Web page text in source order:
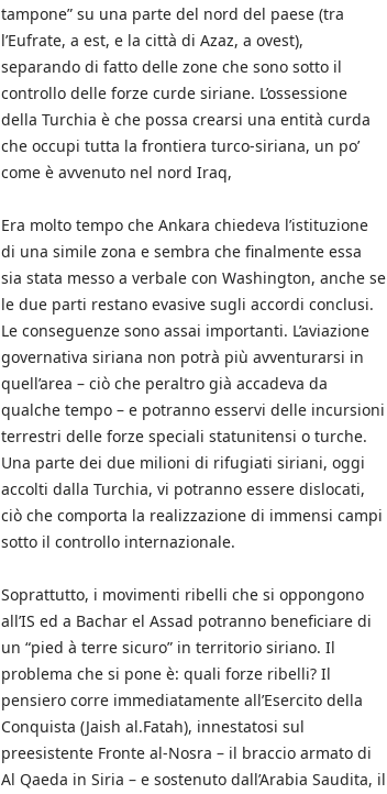
tampone” su una parte del nord del paese (tra
l’Eufrate, a est, e la città di Azaz, a ovest),
separando di fatto delle zone che sono sotto il
controllo delle forze curde siriane. L’ossessione
della Turchia è che possa crearsi una entità curda
che occupi tutta la frontiera turco-siriana, un po’
come è avvenuto nel nord Iraq,
Era molto tempo che Ankara chiedeva l’istituzione
di una simile zona e sembra che finalmente essa
sia stata messo a verbale con Washington, anche se
le due parti restano evasive sugli accordi conclusi.
Le conseguenze sono assai importanti. L’aviazione
governativa siriana non potrà più avventurarsi in
quell’area – ciò che peraltro già accadeva da
qualche tempo – e potranno esservi delle incursioni
terrestri delle forze speciali statunitensi o turche.
Una parte dei due milioni di rifugiati siriani, oggi
accolti dalla Turchia, vi potranno essere dislocati,
ciò che comporta la realizzazione di immensi campi
sotto il controllo internazionale.
Soprattutto, i movimenti ribelli che si oppongono
all’IS ed a Bachar el Assad potranno beneficiare di
un “pied à terre sicuro” in territorio siriano. Il
problema che si pone è: quali forze ribelli? Il
pensiero corre immediatamente all’Esercito della
Conquista (Jaish al.Fatah), innestatosi sul
preesistente Fronte al-Nosra – il braccio armato di
Al Qaeda in Siria – e sostenuto dall’Arabia Saudita, il